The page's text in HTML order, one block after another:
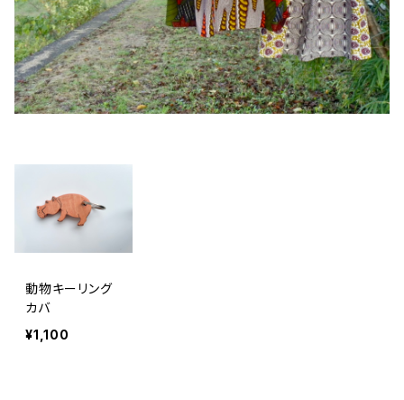
動物キーリング
カバ
¥1,100